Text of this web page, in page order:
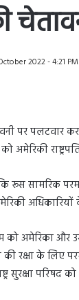
2022 - 4:21 PM
पर पलटवार
अमेरिकी
रूस सामरिक
अधिकारियों
को अमेरिका
रक्षा के लिए
सुरक्षा परिषद